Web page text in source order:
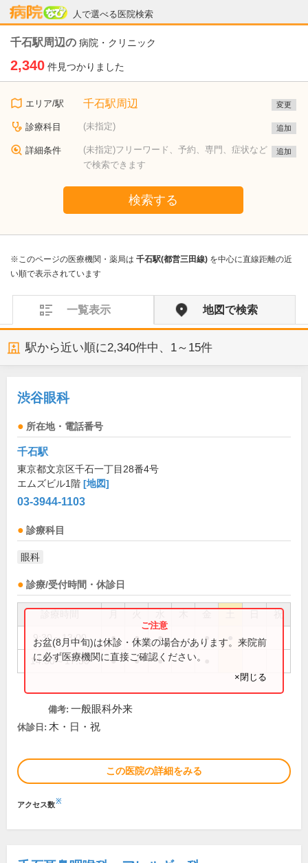
人で選べる医院検索
病院なび
千石駅周辺の 病院・クリニック
2,340 件見つかりました
エリア/駅 千石駅周辺 変更
診療科目 (未指定) 追加
詳細条件
(未指定)フリーワード、予約、専門、症状など
で検索できます
追加
検索する
※このページの医療機関・薬局は 千石駅(都営三田線) を中心に直線距離の近
い順で表示されています
一覧表示 地図で検索
駅から近い順に2,340件中、 1～15件
渋谷眼科
所在地・電話番号
千石駅
東京都文京区千石一丁目28番4号
エムズビル1階 [地図]
03-3944-1103
診療科目
眼科
診療/受付時間・休診日
祝
9:30～13:00 ● ● ● ●
14:30～17:30 ● ● ●
お盆(8月中旬)は休診・休業の場合があります。来院前
に必ず医療機関に直接ご確認ください。
×閉じる
備考: 一般眼科外来
休診日: 木・日・祝
この医院の詳細をみる
アクセス数※